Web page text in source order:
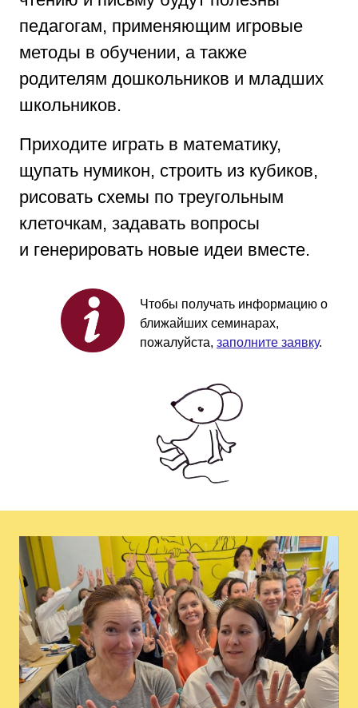
педагогам, применяющим игровые
методы в обучении, а также
родителям дошкольников и младших
школьников.
Приходите играть в математику,
щупать нумикон, строить из кубиков,
рисовать схемы по треугольным
клеточкам, задавать вопросы
и генерировать новые идеи вместе.
Чтобы получать информацию о
ближайших семинарах,
пожалуйста, заполните заявку.